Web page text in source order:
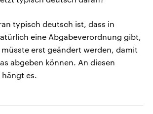
typisch deutsch ist, dass in
eine Abgabeverordnung gibt,
müsste erst geändert werden, damit
abgeben können. An diesen
es.